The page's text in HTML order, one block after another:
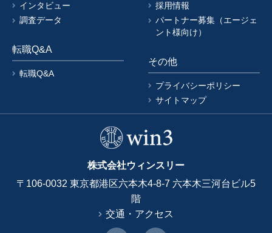
インタビュー
調査データ
転職Q&A
転職Q&A
採用情報
パートナー募集（エージェ
ント様向け）
その他
プライバシーポリシー
サイトマップ
株式会社ウィンスリー
〒106-0032 東京都港区六本木4-8-7 六本木三河台ビル5
階
交通・アクセス